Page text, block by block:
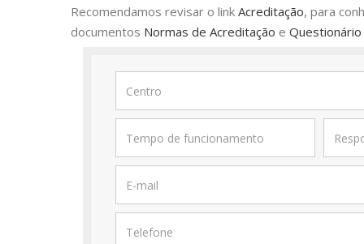
Recomendamos revisar o link Acreditação, para
documentos Normas de Acreditação e Questionário